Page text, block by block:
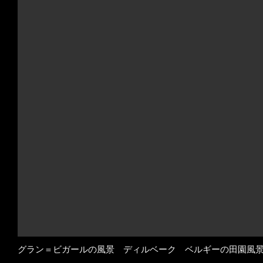
グラン＝ビガールの風景 ディルベーク ベルギーの田園風